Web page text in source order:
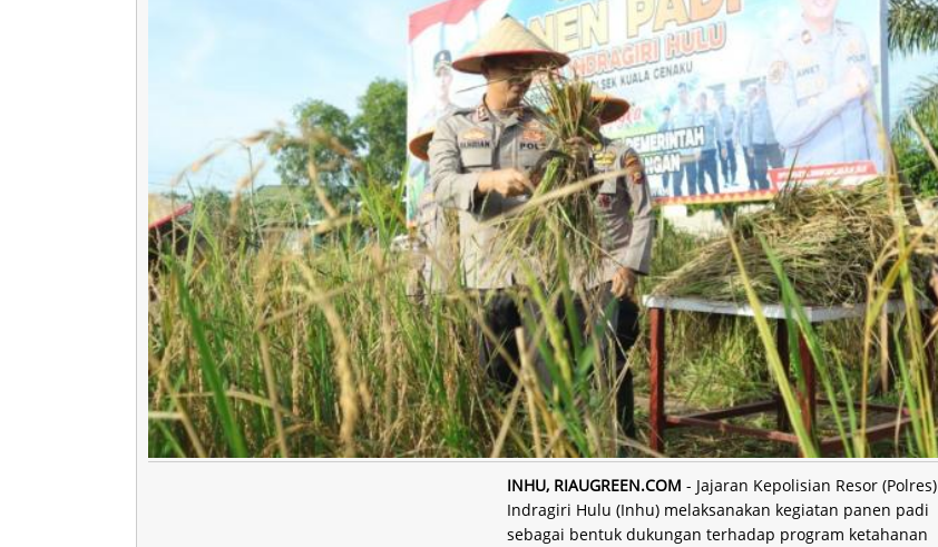
INHU, RIAUGREEN.COM - Jajaran Kepolisian Resor (Polres)
Indragiri Hulu (Inhu) melaksanakan kegiatan panen padi
sebagai bentuk dukungan terhadap program ketahanan